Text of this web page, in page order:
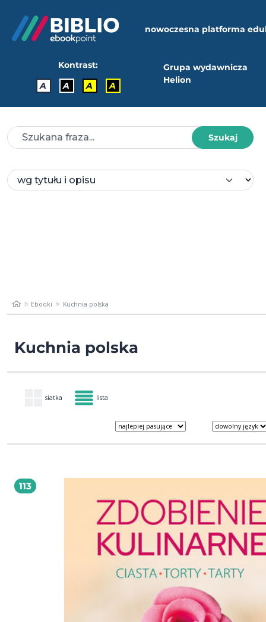
nowoczesna platforma
Kontrast:
A
A A A
Grupa wydawnicza
Helion
Szukaj
Ebooki Kuchnia polska
Kuchnia polska
siatka lista
113